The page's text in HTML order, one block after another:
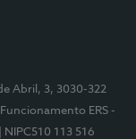
Abril, 3, 3030-322
Funcionamento ERS -
| NIPC510 113 516